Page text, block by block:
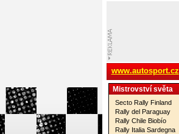
www.autosport.cz
Mistrovství­ světa
Secto Rally Finland
Rally del Paraguay
Rally Chile Biobío
Rally Italia Sardegna